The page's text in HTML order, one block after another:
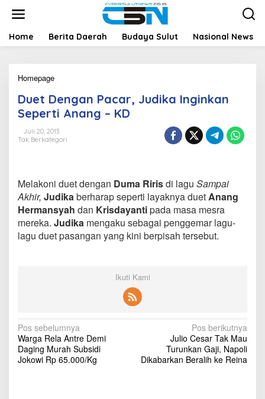
t
Home Berita Daerah Budaya Sulut Nasional News
Homepage
e
t
D
e
n
P
a
c
a
r
,
n
g
i
n
k
Duet Dengan Pacar, Judika Inginkan
Seperti Anang – KD
Juli 20, 2013
Tak Berkategori
Melakoni duet dengan Duma Ririsdi lagu Sampai
Akhir, Judikaberharap seperti layaknya duetAnang
Hermansyah dan Krisdayantipada masa mesra
mereka. Judika mengaku sebagai penggemar lagu-
lagu duet pasangan yang kini berpisah tersebut.
Ikuti Kami
N
a
v
Pos sebelumnya
Warga Rela Antre Demi
Daging Murah Subsidi
Jokowi Rp 65.000/Kg
Pos berikutnya
Julio Cesar Tak Mau
Turunkan Gaji, Napoli
Dikabarkan Beralih ke Reina